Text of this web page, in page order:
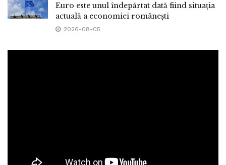
Euro este unul îndepărtat dată fiind situația
actuală a economiei românești
2026-08-05